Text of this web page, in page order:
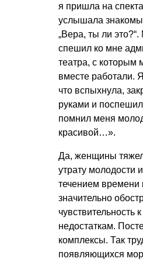
я пришла на
услышала
„Вера, ты ли
спешил ко мне
театра, с которым
вместе работали.
что вспыхнула,
руками и
помнил меня
красивой…».
Да, женщины
утрату молодости
течением времени
значительно
недостаткам.
комплексы. Так
появляющихся